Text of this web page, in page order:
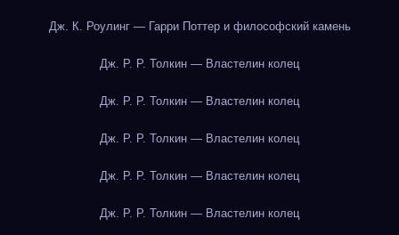
Дж. К. Роулинг — Гарри Поттер и философский камень
Дж. Р. Р. Толкин — Властелин колец
Дж. Р. Р. Толкин — Властелин колец
Дж. Р. Р. Толкин — Властелин колец
Дж. Р. Р. Толкин — Властелин колец
Дж. Р. Р. Толкин — Властелин колец